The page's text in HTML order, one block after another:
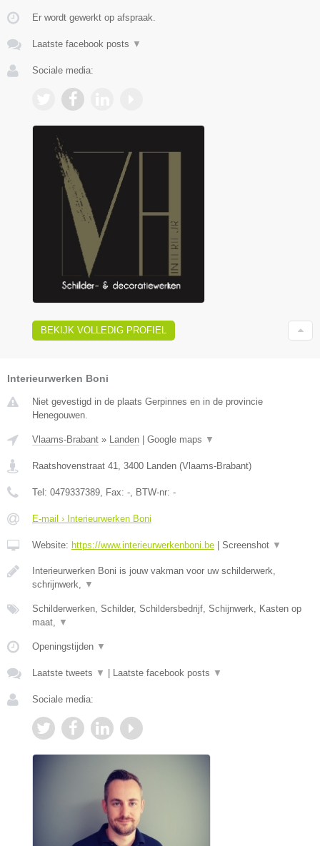
Er wordt gewerkt op afspraak.
Laatste facebook posts ▼
Sociale media:
BEKIJK VOLLEDIG PROFIEL
Interieurwerken Boni
Niet gevestigd in de plaats Gerpinnes en in de provincie
Henegouwen.
Vlaams-Brabant » Landen Google maps ▼
Raatshovenstraat 41, 3400 Landen (Vlaams-Brabant)
Tel: 0479337389, Fax: -, BTW-nr: -
E-mail › Interieurwerken Boni
Website: https://www.interieurwerkenboni.be Screenshot ▼
Interieurwerken Boni is jouw vakman voor uw schilderwerk,
schrijnwerk, ▼
Schilderwerken, Schilder, Schildersbedrijf, Schijnwerk, Kasten op
maat, ▼
Openingstijden ▼
Laatste tweets ▼ Laatste facebook posts ▼
Sociale media: